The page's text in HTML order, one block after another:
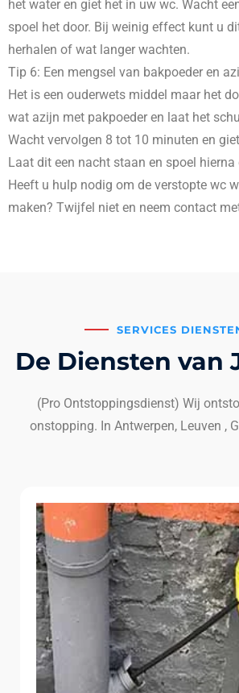
het water en giet het in uw wc. Wacht
spoel het door. Bij weinig effect kunt u
herhalen of wat langer wachten.
Tip 6: Een mengsel van bakpoeder en
Het is een ouderwets middel maar het
wat azijn met pakpoeder en laat het
Wacht vervolgen 8 tot 10 minuten en
Laat dit een nacht staan en spoel hierna
Heeft u hulp nodig om de verstopte wc
maken? Twijfel niet en neem contact
SERVICES
De Diensten van
(Pro Ontstoppingsdienst) Wij
onstopping. In Antwerpen, Leuven ,